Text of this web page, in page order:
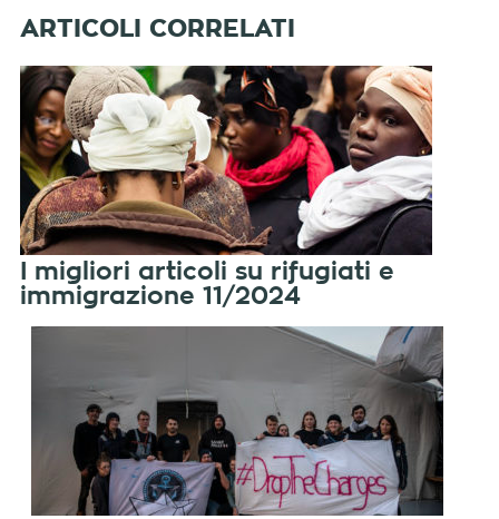
I migliori articoli su rifugiati e
immigrazione 11/2024